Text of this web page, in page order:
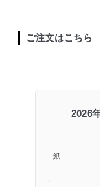
ご注文はこちら
2026
紙